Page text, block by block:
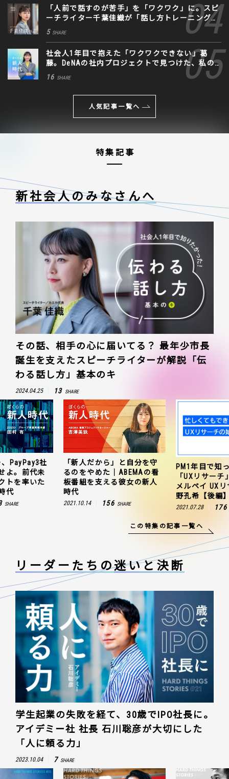
「人前で話すのが苦手」を「ワクワク」に。スピ
ーチライター千葉佳織が「話し方トレーニング」
に込めた思い
5 SHARE
社会人1年目で抱えた「ワクワクできない」葛
藤。DeNAの社内プロジェクトで見つけた、私の
生きる道
16 SHARE
人気記事一覧へ
特集記事
新社会人のみなさんへ
その話、相手の心に届いてる？ 最年少市長
誕生を支えたスピーチライターが解説「伝
わる話し方」基本のキ
2024.04.25 13 SHARE
PayPay3社
よ。前代未
トを率いた
代
SHARE
「新人だから」と自分を守
るのをやめた｜ABEMAの看
板番組を支える彼女の新人
時代
2021.10.14 156 SHARE
PM1年目で知
「UXリサー
メルペイ UX
野孔希【後編
2021.07.28 176
この特集の記事一覧へ
リーダーたちの迷いと決断
学生起業の失敗を経て、30歳でIPO社長に。
アイデミー社 社長 石川聡彦が大切にした
「人に頼る力」
2023.10.04 7 SHARE